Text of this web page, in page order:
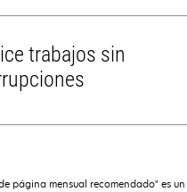
trabajos sin
página mensual recomendado" es